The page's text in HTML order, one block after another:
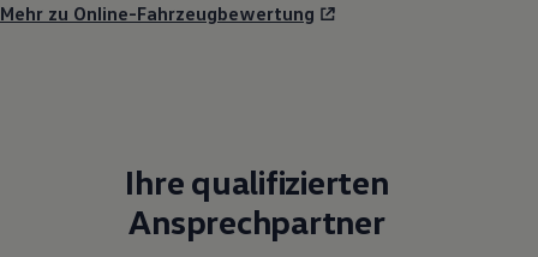
Mehr zu Online-Fahrzeugbewertung
Ihre qualifizierten
Ansprechpartner